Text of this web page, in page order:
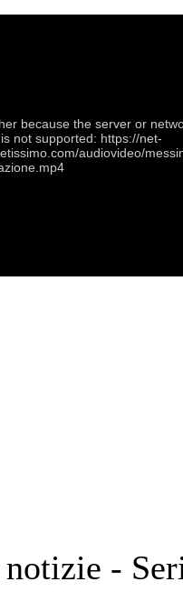
because the server or
not supported: https://net-
audiovideo/
-